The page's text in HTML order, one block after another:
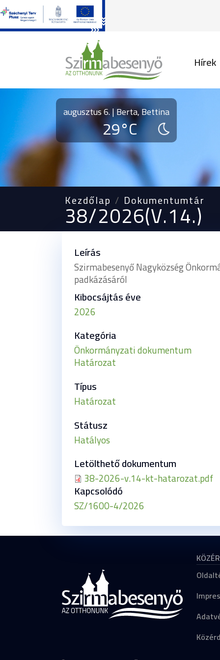
Fő
Hírek
augusztus 6. | Berta, Bettina
29°C
Kezdőlap Dokumentumtár
38/2026(V.14.)
Leírás
Szirmabesenyő Nagyközség
padkázásáról
Kibocsájtás éve
2026
Kategória
Önkormányzati dokumentum
Határozat
Típus
Határozat
Státusz
Hatályos
Letölthető dokumentum
38-2026-v.14-kt-hatarozat.pdf
Kapcsolódó
SZ/1600-4/2026